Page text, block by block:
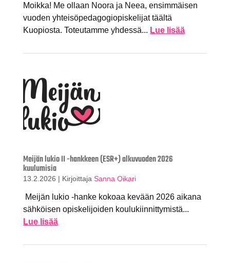
Moikka! Me ollaan Noora ja Neea, ensimmäisen
vuoden yhteisöpedagogiopiskelijat täältä
Kuopiosta. Toteutamme yhdessä... Lue lisää
Meijän lukio II -hankkeen (ESR+) alkuvuoden 2026
kuulumisia
13.2.2026 | Kirjoittaja Sanna Oikari
Meijän lukio -hanke kokoaa kevään 2026 aikana
sähköisen opiskelijoiden koulukiinnittymistä...
Lue lisää